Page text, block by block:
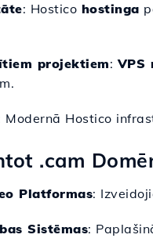
: Hostico hostinga
projektiem:VPS
Modernā Hostico
.cam
Platformas:
Sistēmas: